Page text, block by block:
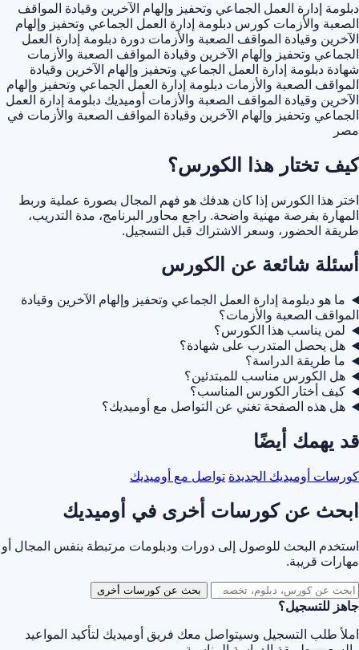
دبلومة إدارة العمل الجماعي وتحفيز وإلهام الآخرين وقيادة المواقف
الصعبة والأزمات كورس دبلومة إدارة العمل الجماعي وتحفيز وإلهام
الآخرين وقيادة المواقف الصعبة والأزمات دورة دبلومة إدارة العمل
الجماعي وتحفيز وإلهام الآخرين وقيادة المواقف الصعبة والأزمات
شهادة دبلومة إدارة العمل الجماعي وتحفيز وإلهام الآخرين وقيادة
المواقف الصعبة والأزمات دبلومة إدارة العمل الجماعي وتحفيز وإلهام
الآخرين وقيادة المواقف الصعبة والأزمات أوميديك دبلومة إدارة العمل
الجماعي وتحفيز وإلهام الآخرين وقيادة المواقف الصعبة والأزمات في
مصر
كيف تختار هذا الكورس؟
اختر هذا الكورس إذا كان هدفك هو فهم المجال بصورة عملية وربط
المهارة بفرصة مهنية واضحة. راجع محاور البرنامج، مدة التدريب،
طريقة الحضور، وسعر الاشتراك قبل التسجيل.
أسئلة شائعة عن الكورس
ما هو دبلومة إدارة العمل الجماعي وتحفيز وإلهام الآخرين وقيادة
المواقف الصعبة والأزمات؟
لمن يناسب هذا الكورس؟
هل يحصل المتدرب على شهادة؟
ما طريقة الدراسة؟
هل الكورس مناسب للمبتدئين؟
كيف أختار الكورس المناسب؟
هل هذه الصفحة تغني عن التواصل مع أوميديك؟
قد يهمك أيضًا
كورسات أوميديك الجديدة تواصل مع أوميديك
ابحث عن كورسات أخرى في أوميديك
استخدم البحث للوصول إلى دورات ودبلومات مرتبطة بنفس المجال أو
مهارات قريبة.
بحث عن كورسات أخرى
جاهز للتسجيل؟
املأ طلب التسجيل وسيتواصل معك فريق أوميديك لتأكيد المواعيد